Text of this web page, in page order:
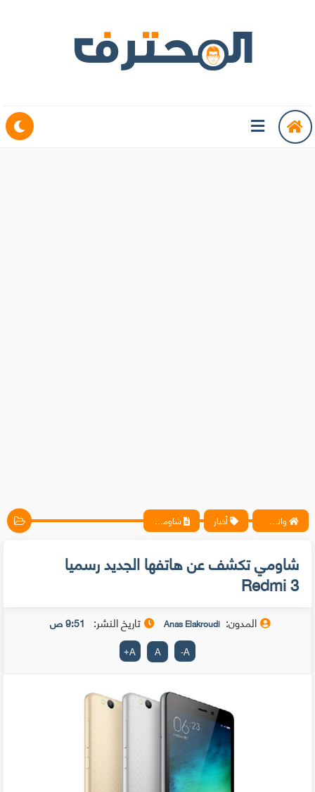
واتس آب ، فيسبوك ، أنترنت ، شروحات تقنية حصرية - المحترف أخبار شاومي تكشف عن هاتفها الجديد رسميا Redmi 3
شاومي تكشف عن هاتفها الجديد رسميا
Redmi 3
المدون: Anas Elakroudi تاريخ النشر: 9:51 ص
A
-
A
A
+